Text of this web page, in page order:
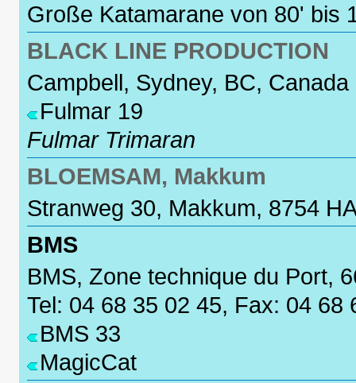
Große Katamarane von 80' bis
BLACK LINE PRODUCTION
Campbell, Sydney, BC, Canada
Fulmar 19
Fulmar Trimaran
BLOEMSAM, Makkum
Stranweg 30, Makkum, 8754
BMS
BMS, Zone technique du Port,
Tel: 04 68 35 02 45, Fax: 04 68
BMS 33
MagicCat